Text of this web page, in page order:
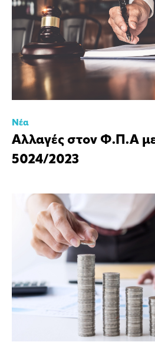
Νέα
Αλλαγές στον Φ.Π.Α
5024/2023